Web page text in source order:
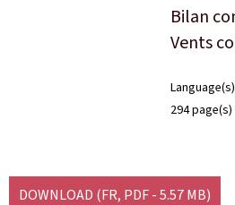
Bilan
Vents
Language(s)
294 page(s)
DOWNLOAD (FR, PDF - 5.57 MB)